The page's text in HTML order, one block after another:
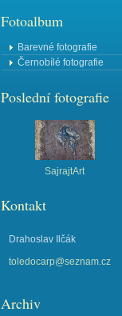
Fotoalbum
Barevné fotografie
Černobílé fotografie
Poslední fotografie
SajrajtArt
Kontakt
Drahoslav Ilčák
toledocarp@seznam.cz
Archiv